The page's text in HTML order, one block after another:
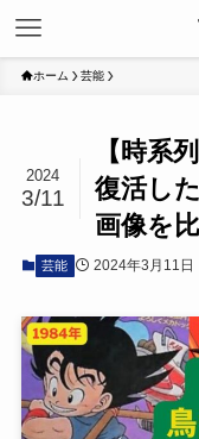
ホーム 芸能
【時系
復活し
画像を
2024
3/11
芸能 2024年3月11日